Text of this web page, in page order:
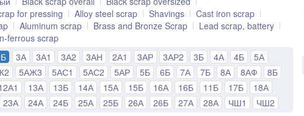
for pressing Alloy steel scrap Shavings
Cast iron scrap
Aluminum scrap Brass and Bronze Scrap
Lead scrap, battery
ferrous scrap
3А 3А1 3А2 3АН 2А1 3АР 3АР2 3Б 4А 4Б
5А
5АЖ3 5АС1 5АС2 5АР 5Б 6Б 7А 7Б 8А 8АФ
8Б
13А 13Б 14А 15А 15Б 16А 16Б 11Б 17Б
18А
23А 24А 24Б 25А 25Б 26А 26Б 27А 28А ЧШ1 ЧШ2